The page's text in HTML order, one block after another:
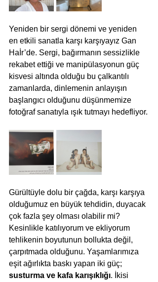
Yeniden bir sergi dönemi ve yeniden
en etkili sanatla karşı karşıyayız Gan
Haİr’de. Sergi, bağırmanın sessizlikle
rekabet ettiği ve manipülasyonun güç
kisvesi altında olduğu bu çalkantılı
zamanlarda, dinlemenin anlayışın
başlangıcı olduğunu düşünmemize
fotoğraf sanatıyla ışık tutmayı hedefliyor.
Gürültüyle dolu bir çağda, karşı karşıya
olduğumuz en büyük tehdidin, duyacak
çok fazla şey olması olabilir mi?
Kesinlikle katılıyorum ve ekliyorum
tehlikenin boyutunun bollukta değil,
çarpıtmada olduğunu. Yaşamlarımıza
eşit ağırlıkta baskı yapan iki güç;
susturma ve kafa karışıklığı. İkisi